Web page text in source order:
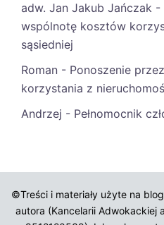
adw. Jan Jakub Jańczak -
wspólnotę kosztów
sąsiedniej
Roman - Ponoszenie
korzystania z
Andrzej - Pełnomocnik
©Treści i materiały użyte na
autora (Kancelarii Adwokackiej